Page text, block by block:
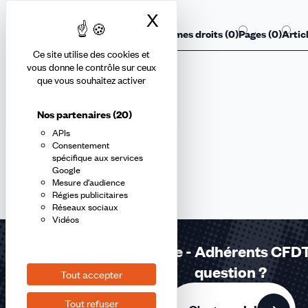
Ce site utilise des cookies et
vous donne le contrôle sur ceux
que vous souhaitez activer
Nos partenaires(20)
APIs
Consentement
spécifique aux services
Google
Mesure d'audience
Régies publicitaires
Réseaux sociaux
Vidéos
Tout accepter
Tout refuser
X Masquer le
Tous les résultats ( Fiches mes droits (0)Pages (0)
Réponses à la carte - Adhérents
question ?